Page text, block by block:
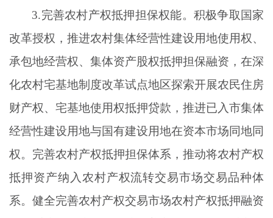
3.完善农村产权抵押担保权能。积极争取国家
改革授权，推进农村集体经营性建设用地使用权、
承包地经营权、集体资产股权抵押担保融资，在深
化农村宅基地制度改革试点地区探索开展农民住房
财产权、宅基地使用权抵押贷款，推进已入市集体
经营性建设用地与国有建设用地在资本市场同地同
权。完善农村产权抵押担保体系，推动将农村产权
抵押资产纳入农村产权流转交易市场交易品种体
系。健全完善农村产权交易市场农村产权抵押融资